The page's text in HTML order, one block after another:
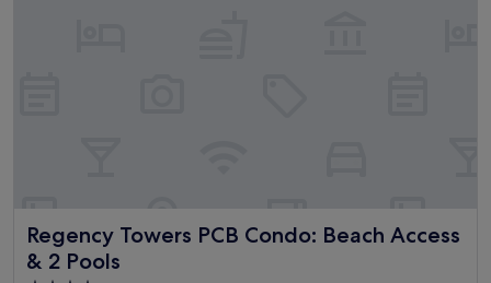
Regency Towers PCB Condo: Beach Access
& 2 Pools
Regency Towers PCB Condo: Beach Access & 2 Pools